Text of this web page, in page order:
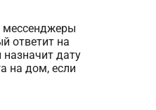
мессенджеры
ответит на
дату
на дом, если